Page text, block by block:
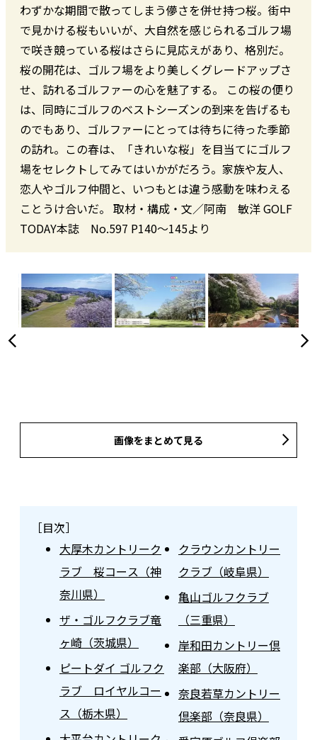
わずかな期間で散ってしまう儚さを併せ持つ桜。街中
で見かける桜もいいが、大自然を感じられるゴルフ場
で咲き競っている桜はさらに見応えがあり、格別だ。
桜の開花は、ゴルフ場をより美しくグレードアップさ
せ、訪れるゴルファーの心を魅了する。 この桜の便り
は、同時にゴルフのベストシーズンの到来を告げるも
のでもあり、ゴルファーにとっては待ちに待った季節
の訪れ。この春は、「きれいな桜」を目当てにゴルフ
場をセレクトしてみてはいかがだろう。家族や友人、
恋人やゴルフ仲間と、いつもとは違う感動を味わえる
ことうけ合いだ。 取材・構成・文／阿南 敏洋 GOLF
TODAY本誌 No.597 P140〜145より
画像をまとめて見る
［目次］
大厚木カントリーク
ラブ 桜コース（神
奈川県）
ザ・ゴルフクラブ竜
ヶ崎（茨城県）
ピートダイ ゴルフク
ラブ ロイヤルコー
ス（栃木県）
クラウンカントリー
クラブ（岐阜県）
亀山ゴルフクラブ
（三重県）
岸和田カントリー倶
楽部（大阪府）
奈良若草カントリー
倶楽部（奈良県）